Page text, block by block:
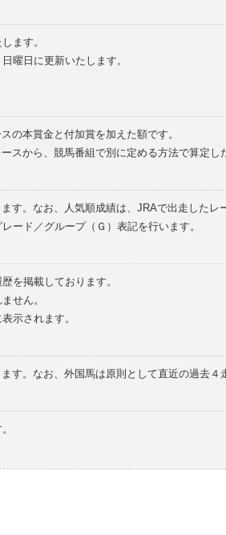
ます。
曜日に更新いたします。
の本賞金と付加賞を加えた額です。
スから、競馬番組で別に定める方法で算定し
す。なお、人気順成績は、JRAで出走したレ
ード／グループ（Ｇ）表記を行います。
を掲載しております。
せん。
示されます。
す。なお、外国馬は原則として直近の過去４